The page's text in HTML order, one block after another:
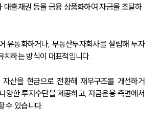
대출채권 등을 금융 상품화하여 자금을 조달하
유동화하거나, 부동산투자회사를 설립해 투자
치하는 방식이 대표적입니다.
산을 현금으로 전환해 재무구조를 개선하거
양한 투자수단을 제공하고, 자금운용 측면에서
수 있습니다.